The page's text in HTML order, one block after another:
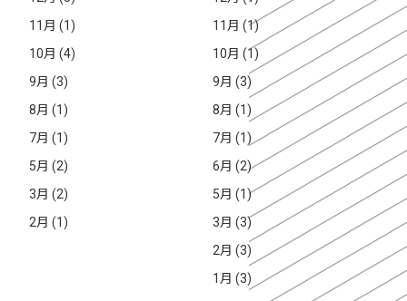
11月 (1)
10月 (4)
9月 (3)
8月 (1)
7月 (1)
5月 (2)
3月 (2)
2月 (1)
11月 (1)
10月 (1)
9月 (3)
8月 (1)
7月 (1)
6月 (2)
5月 (1)
3月 (3)
2月 (3)
1月 (3)